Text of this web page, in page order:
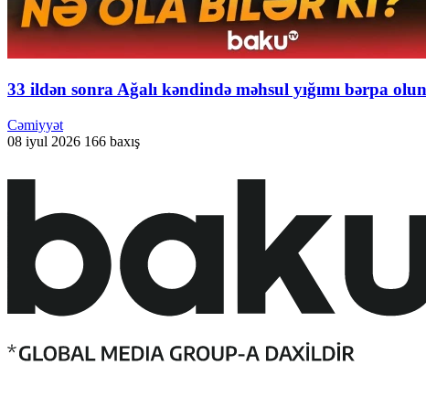
33 ildən sonra Ağalı kəndində məhsul yığımı bərpa
Cəmiyyət
08 iyul 2026 166 baxış